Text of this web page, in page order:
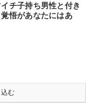
チ子持ち男性と付き
悟があなたにはあ
む